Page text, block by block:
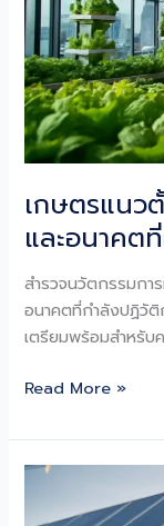
ต้นทุน
ยั่งยืน
เกษตรแนว
และอนาคต
สำรวจนวัตกรรมกา
อนาคตที่กำลังปฏิวัติ
เตรียมพร้อมสำหรับ
เกษตร
ตั้ง:
ปฏิวัติ
โลก
Read More »